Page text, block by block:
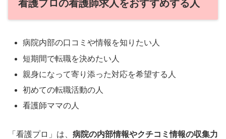
看護プロの看護師求人をおすすめする人
病院内部の口コミや情報を知りたい人
短期間で転職を決めたい人
親身になって寄り添った対応を希望する人
初めての転職活動の人
看護師ママの人
「看護プロ」は、 病院の内部情報やクチコミ情報の収集力